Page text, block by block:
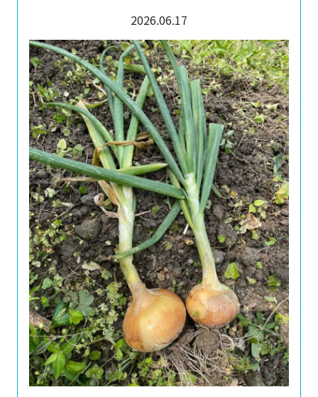
2026.06.17